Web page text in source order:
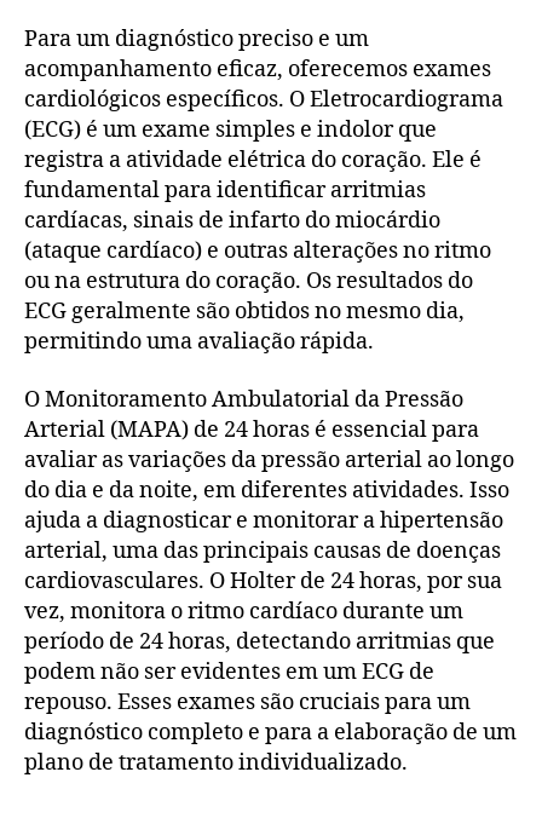
Para um diagnóstico preciso e um
acompanhamento eficaz, oferecemos exames
cardiológicos específicos. O Eletrocardiograma
(ECG) é um exame simples e indolor que
registra a atividade elétrica do coração. Ele é
fundamental para identificar arritmias
cardíacas, sinais de infarto do miocárdio
(ataque cardíaco) e outras alterações no ritmo
ou na estrutura do coração. Os resultados do
ECG geralmente são obtidos no mesmo dia,
permitindo uma avaliação rápida.
O Monitoramento Ambulatorial da Pressão
Arterial (MAPA) de 24 horas é essencial para
avaliar as variações da pressão arterial ao longo
do dia e da noite, em diferentes atividades. Isso
ajuda a diagnosticar e monitorar a hipertensão
arterial, uma das principais causas de doenças
cardiovasculares. O Holter de 24 horas, por sua
vez, monitora o ritmo cardíaco durante um
período de 24 horas, detectando arritmias que
podem não ser evidentes em um ECG de
repouso. Esses exames são cruciais para um
diagnóstico completo e para a elaboração de um
plano de tratamento individualizado.